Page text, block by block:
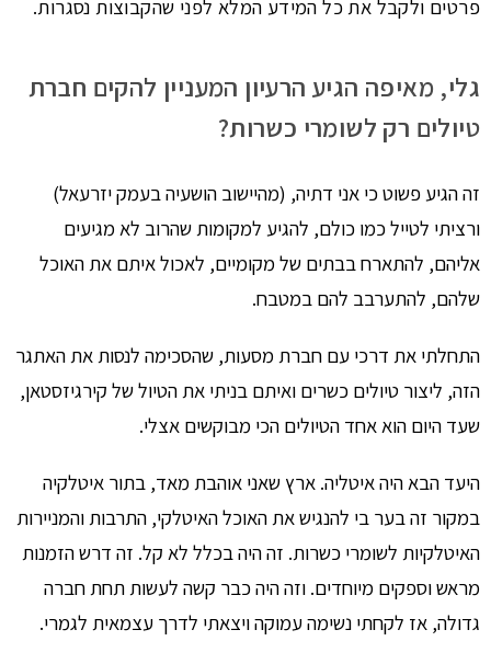
פרטים ולקבל את כל המידע המלא לפני שהקבוצות נסגרות.
גלי, מאיפה הגיע הרעיון המעניין להקים חברת
טיולים רק לשומרי כשרות?
זה הגיע פשוט כי אני דתיה, (מהיישוב הושעיה בעמק יזרעאל)
ורציתי לטייל כמו כולם, להגיע למקומות שהרוב לא מגיעים
אליהם, להתארח בבתים של מקומיים, לאכול איתם את האוכל
שלהם, להתערבב להם במטבח.
התחלתי את דרכי עם חברת מסעות, שהסכימה לנסות את האתגר
הזה, ליצור טיולים כשרים ואיתם בניתי את הטיול של קירגיזסטאן,
שעד היום הוא אחד הטיולים הכי מבוקשים אצלי.
היעד הבא היה איטליה. ארץ שאני אוהבת מאד, בתור איטלקיה
במקור זה בער בי להנגיש את האוכל האיטלקי, התרבות והמניירות
האיטלקיות לשומרי כשרות. זה היה בכלל לא קל. זה דרש הזמנות
מראש וספקים מיוחדים. וזה היה כבר קשה לעשות תחת חברה
גדולה, אז לקחתי נשימה עמוקה ויצאתי לדרך עצמאית לגמרי.